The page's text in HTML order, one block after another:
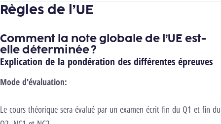
Règles de l’UE
Comment la note globale de l’UE est-
elle déterminée ?
Explication de la pondération des différentes épreuves
Mode d'évaluation:
Le cours théorique sera évalué par un examen écrit fin du Q1 et fin du